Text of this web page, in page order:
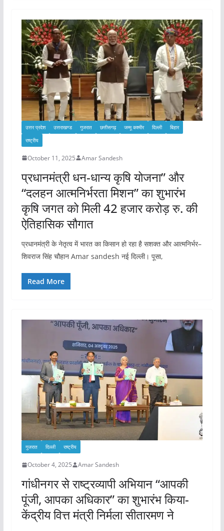
उत्तर प्रदेश उत्तराखण्ड गुजरात छत्तीसगढ़ जम्मू कश्मीर दिल्ली
बिहार
राष्ट्रीय
October 11, 2025 Amar Sandesh
प्रधानमंत्री धन-धान्य कृषि योजना” और
“दलहन आत्मनिर्भरता मिशन” का शुभारंभ
कृषि जगत को मिली 42 हजार करोड़ रु. की
ऐतिहासिक सौगात
प्रधानमंत्री के नेतृत्व में भारत का किसान हो रहा है सशक्त और आत्मनिर्भर–
शिवराज सिंह चौहान Amar sandesh नई दिल्ली। पूसा,
Read More
गुजरात दिल्ली राष्ट्रीय
October 4, 2025 Amar Sandesh
गांधीनगर से राष्ट्रव्यापी अभियान “आपकी
पूंजी, आपका अधिकार” का शुभारंभ किया-
केंद्रीय वित्त मंत्री निर्मला सीतारमण ने